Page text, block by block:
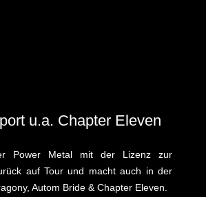
u.a. Chapter Eleven
Power Metal mit der Lizenz zur
auf Tour und macht auch in der
Autom Bride & Chapter Eleven.